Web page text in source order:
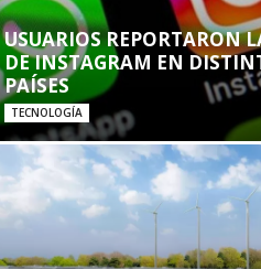
USUARIOS REPORTARON
DE INSTAGRAM EN
PAÍSES
TECNOLOGÍA